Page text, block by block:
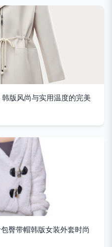
版风尚与实用温度的完美
臀带帽韩版女装外套时尚